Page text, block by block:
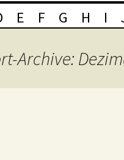
E F G H I
Archive: